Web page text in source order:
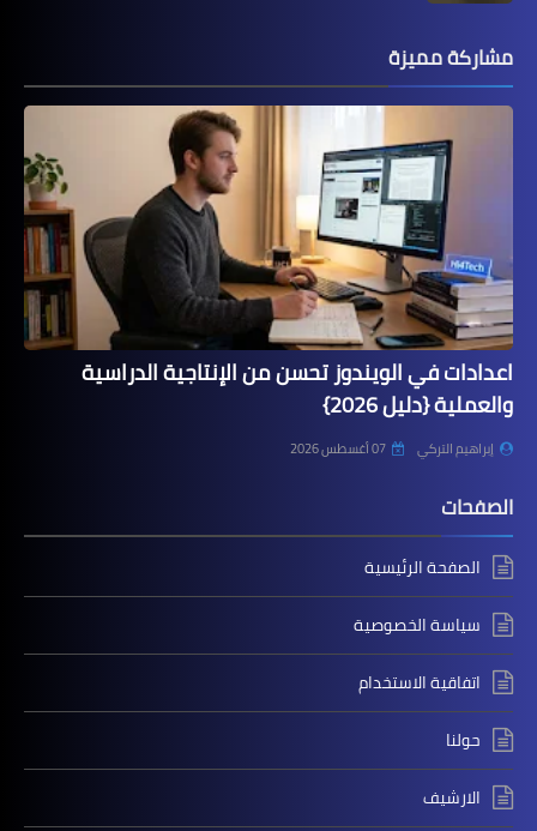
مشاركة مميزة
اعدادات في الويندوز تحسن من الإنتاجية الدراسية
والعملية {دليل 2026}
إبراهيم التركي 07 أغسطس 2026
الصفحات
الصفحة الرئيسية
سياسة الخصوصية
اتفاقية الاستخدام
حولنا
الارشيف